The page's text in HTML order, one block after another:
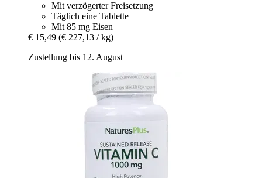
Mit verzögerter Freisetzung
Täglich eine Tablette
Mit 85 mg Eisen
€ 15,49 (€ 227,13 / kg)
Zustellung bis 12. August